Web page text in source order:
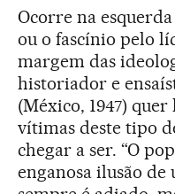
Ocorre na
ou o fascínio pelo
margem das
historiador e
(México, 1947) quer
vítimas deste tipo
chegar a ser. “O
enganosa ilusão